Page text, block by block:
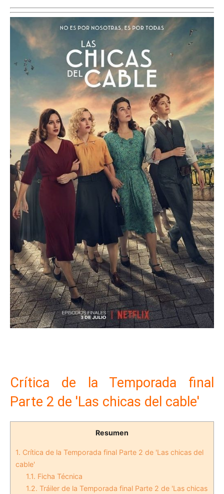
Crítica de la Temporada final
Parte 2 de 'Las chicas del cable'
Resumen
1. Crítica de la Temporada final Parte 2 de 'Las chicas del
cable'
1.1. Ficha Técnica
1.2. Tráiler de la Temporada final Parte 2 de 'Las chicas